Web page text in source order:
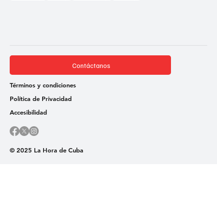
© 2025 La Hora de Cuba
Contáctanos
Términos y condiciones
Política de Privacidad
Accesibilidad